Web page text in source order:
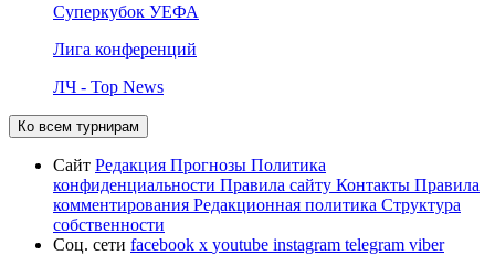
Суперкубок УЕФА
Лига конференций
ЛЧ - Top News
Ко всем турнирам
Сайт Редакция Прогнозы Политика
конфиденциальности Правила сайту Контакты Правила
комментирования Редакционная политика Структура
собственности
Соц. сети facebook x youtube instagram telegram viber